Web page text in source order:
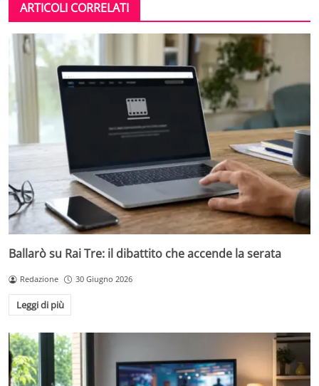
ARTICOLI CORRELATI
Ballarò su Rai Tre: il dibattito che accende la serata
Redazione 30 Giugno 2026
Leggi di più